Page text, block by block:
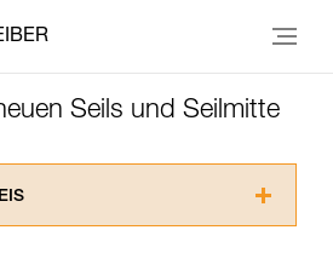
Seils und Seilmitte